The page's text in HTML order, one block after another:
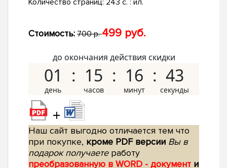
Количество страниц: 243 с. : ил.
Стоимость: 700 р.499 руб.
до окончания действия скидки
01 15 16 42
+
Наш сайт выгодно отличается тем что
при покупке, кроме PDF версии Вы в
подарок получаетеработу
преобразованную в WORD - документ и